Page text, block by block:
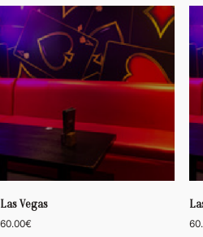
Las Vegas
60.00€